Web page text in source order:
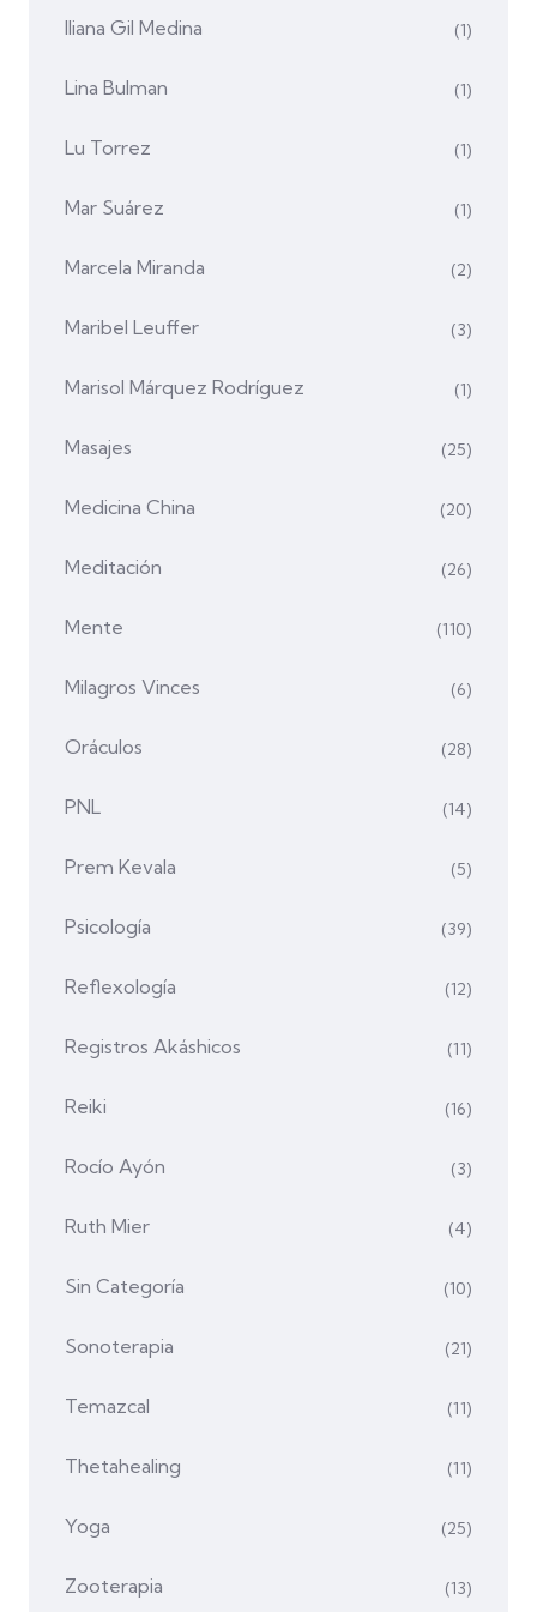
Iliana Gil Medina (1)
Lina Bulman (1)
Lu Torrez (1)
Mar Suárez (1)
Marcela Miranda (2)
Maribel Leuffer (3)
Marisol Márquez Rodríguez (1)
Masajes (25)
Medicina China (20)
Meditación (26)
Mente (110)
Milagros Vinces (6)
Oráculos (28)
PNL (14)
Prem Kevala (5)
Psicología (39)
Reflexología (12)
Registros Akáshicos (11)
Reiki (16)
Rocío Ayón (3)
Ruth Mier (4)
Sin Categoría (10)
Sonoterapia (21)
Temazcal (11)
Thetahealing (11)
Yoga (25)
Zooterapia (13)